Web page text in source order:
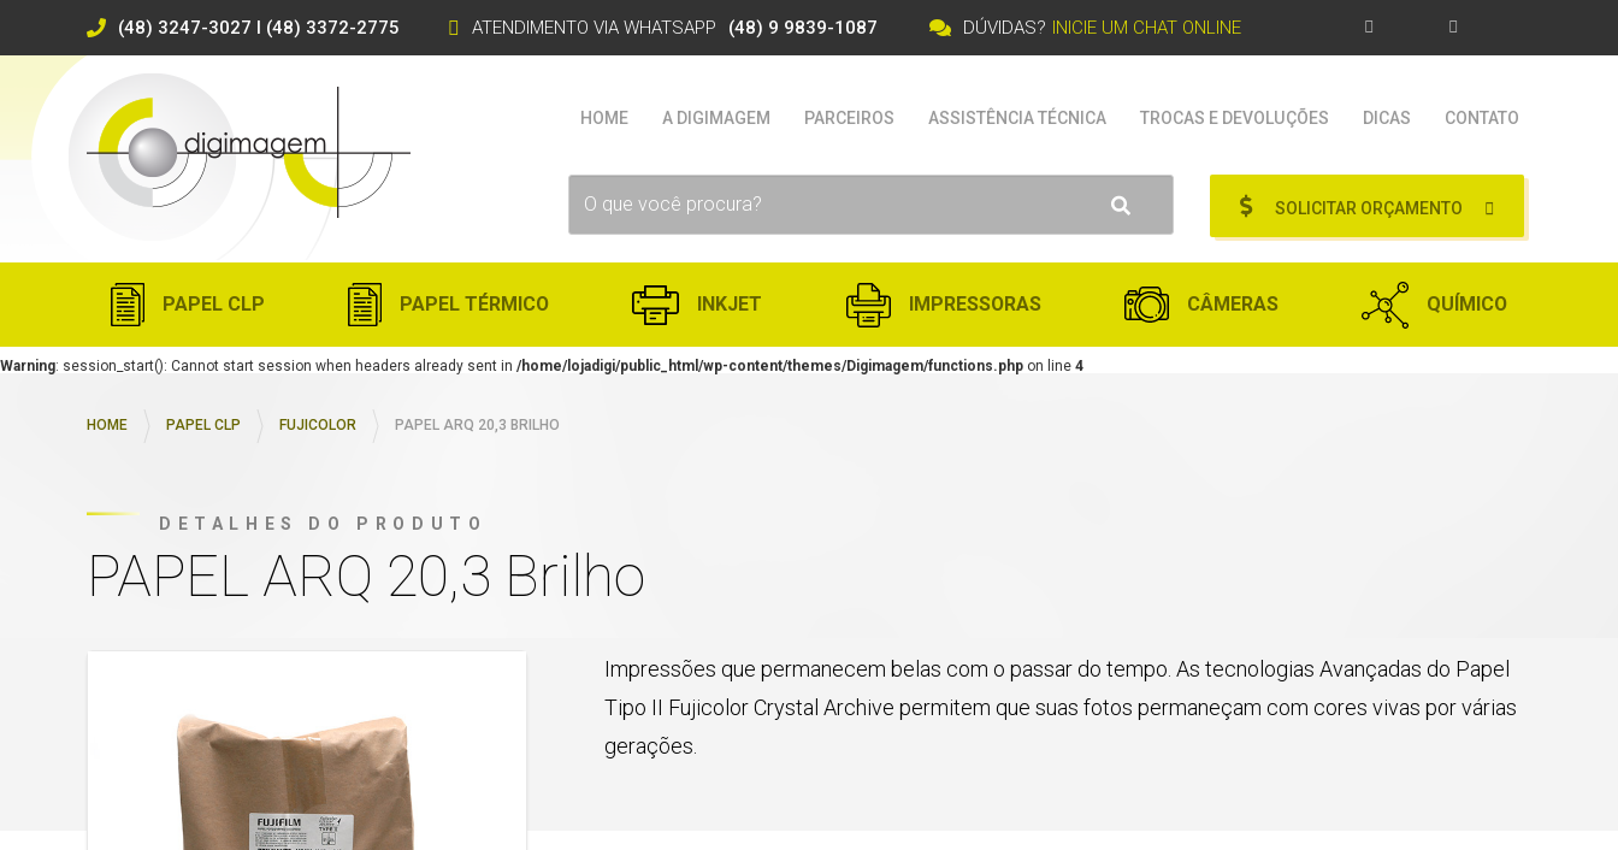
Warning: session_start(): Cannot start session when headers already sent in /home/lojadigi/public_html/wp-content/themes/Digimagem/functions.php on line 4
(48) 3247-3027 I (48) 3372-2775 ATENDIMENTO VIA WHATSAPP (48) 9 9839-1087 DÚVIDAS? INICIE UM CHAT ONLINE
HOME A DIGIMAGEM PARCEIROS ASSISTÊNCIA TÉCNICA TROCAS E DEVOLUÇÕES DICAS CONTATO
SOLICITAR ORÇAMENTO
PAPEL CLP PAPEL TÉRMICO INKJET IMPRESSORAS CÂMERAS QUÍMICO
HOME PAPEL CLP FUJICOLOR PAPEL ARQ 20,3 BRILHO
DETALHES DO PRODUTO
PAPEL ARQ 20,3 Brilho
Impressões que permanecem belas com o passar do tempo. As tecnologias Avançadas do Papel
Tipo II Fujicolor Crystal Archive permitem que suas fotos permaneçam com cores vivas por várias
gerações.
Fujicolor